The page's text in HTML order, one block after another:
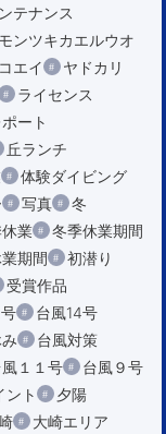
テナンス
モンツキカエルウオ
エイ
ヤドカリ
ライセンス
ポート
丘ランチ
体験ダイビング
写真
冬
業
冬季休業期間
期間
初潜り
受賞作品
台風14号
台風対策
風１１号
台風９号
ント
夕陽
大崎エリア